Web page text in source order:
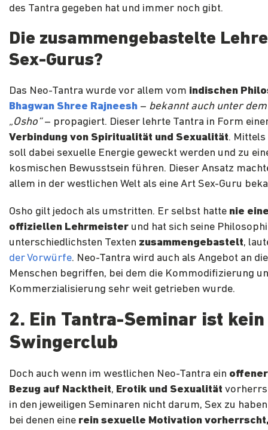
des Tantra gegeben hat und immer noch gibt.
Die zusammengebastelte
Sex-Gurus?
Das Neo-Tantra wurde vor allem vom indischen
Bhagwan Shree Rajneesh – bekannt auch unter
„Osho“– propagiert. Dieser lehrte Tantra in Form
Verbindung von Spiritualität und Sexualität.
soll dabei sexuelle Energie geweckt werden und zu
kosmischen Bewusstsein führen. Dieser Ansatz
allem in der westlichen Welt als eine Art Sex-Guru
Osho gilt jedoch als umstritten. Er selbst hatte nie
offiziellen Lehrmeister und hat sich seine
unterschiedlichsten Texten zusammengebastelt,
der Vorwürfe. Neo-Tantra wird auch als Angebot an
Menschen begriffen, bei dem die Kommodifizierung
Kommerzialisierung sehr weit getrieben wurde.
2. Ein Tantra-Seminar ist kein
Swingerclub
Doch auch wenn im westlichen Neo-Tantra ein offener
Bezug auf Nacktheit, Erotik und Sexualität
in den jeweiligen Seminaren nicht darum, Sex zu
bei denen eine rein sexuelle Motivation